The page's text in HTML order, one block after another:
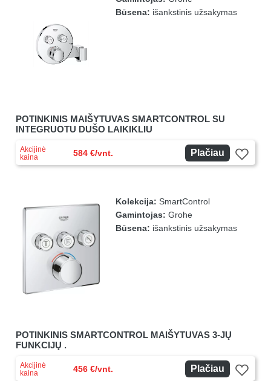
Būsena: išankstinis užsakymas
POTINKINIS MAIŠYTUVAS SMARTCONTROL SU
INTEGRUOTU DUŠO LAIKIKLIU
Akcijinė
kaina
584 €/vnt. Plačiau
Kolekcija: SmartControl
Gamintojas: Grohe
Būsena: išankstinis užsakymas
POTINKINIS SMARTCONTROL MAIŠYTUVAS 3-JŲ
FUNKCIJŲ .
Akcijinė
kaina
456 €/vnt. Plačiau